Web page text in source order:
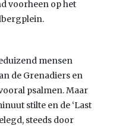
voorheen op het
mensen
de Grenadiers en
psalmen. Maar
stilte en de ‘Last
steeds door